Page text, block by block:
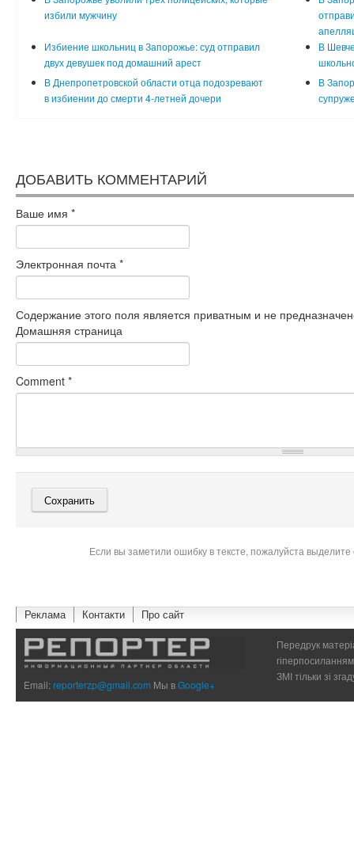
избили мужчину
Избиение школьниц в Запорожье: суд отправил
двух девушек под домашний арест
В
В Днепропетровской области отца подозревают
в избиении до смерти 4-летней дочери
В
ДОБАВИТЬ КОММЕНТАРИЙ
Ваше имя *
Электронная почта *
Содержание этого поля является приватным и не
Домашняя страница
Comment *
Если вы заметили ошибку в тексте, пожалуйста
Реклама Контакти Про сайт
Email:reporterzp@gmail.com Мы вGoogle+
Передрук
ЗМІ тільки зі